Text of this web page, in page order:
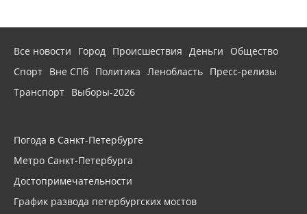
Все новости Город Происшествия Деньги
Общество
Спорт Вне СПб Политика Ленобласть Пресс-релизы
Транспорт Выборы-2026
Погода в Санкт-Петербурге
Метро Санкт-Петербурга
Достопримечательности
График развода петербургских мостов